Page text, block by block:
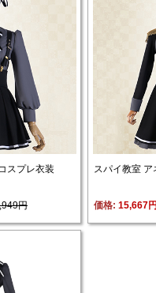
スプレ衣装
円
スパイ教室
価格: 15,667円